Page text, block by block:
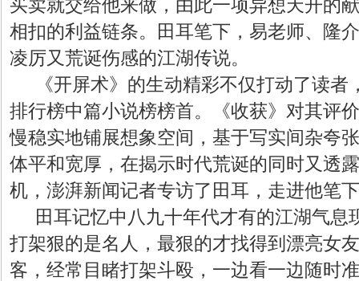
买卖就交给他来做，由此一项异想天开的
相扣的利益链条。田耳笔下，易老师、隆
凌厉又荒诞伤感的江湖传说。
《开屏术》的生动精彩不仅打动了读者
排行榜中篇小说榜榜首。《收获》对其评
慢稳实地铺展想象空间，基于写实间杂夸
体平和宽厚，在揭示时代荒诞的同时又透
机，澎湃新闻记者专访了田耳，走进他笔
田耳记忆中八九十年代才有的江湖气息
打架狠的是名人，最狠的才找得到漂亮女
客，经常目睹打架斗殴，一边看一边随时